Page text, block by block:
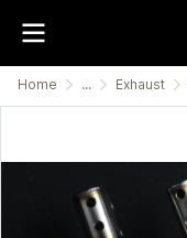
Home ... Exhaust